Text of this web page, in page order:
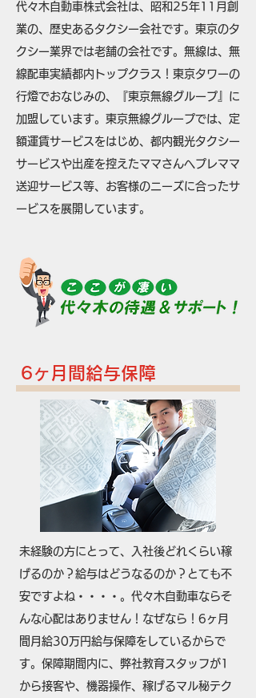
代々木自動車株式会社は、昭和25年11月創
業の、歴史あるタクシー会社です。東京のタ
クシー業界では老舗の会社です。無線は、無
線配車実績都内トップクラス！東京タワーの
行燈でおなじみの、『東京無線グループ』に
加盟しています。東京無線グループでは、定
額運賃サービスをはじめ、都内観光タクシー
サービスや出産を控えたママさんへプレママ
送迎サービス等、お客様のニーズに合ったサ
ービスを展開しています。
6ヶ月間給与保障
未経験の方にとって、入社後どれくらい稼
げるのか？給与はどうなるのか？とても不
安ですよね・・・・。代々木自動車ならそ
んな心配はありません！なぜなら！6ヶ月
間月給30万円給与保障をしているからで
す。保障期間内に、弊社教育スタッフが1
から接客や、機器操作、稼げるマル秘テク